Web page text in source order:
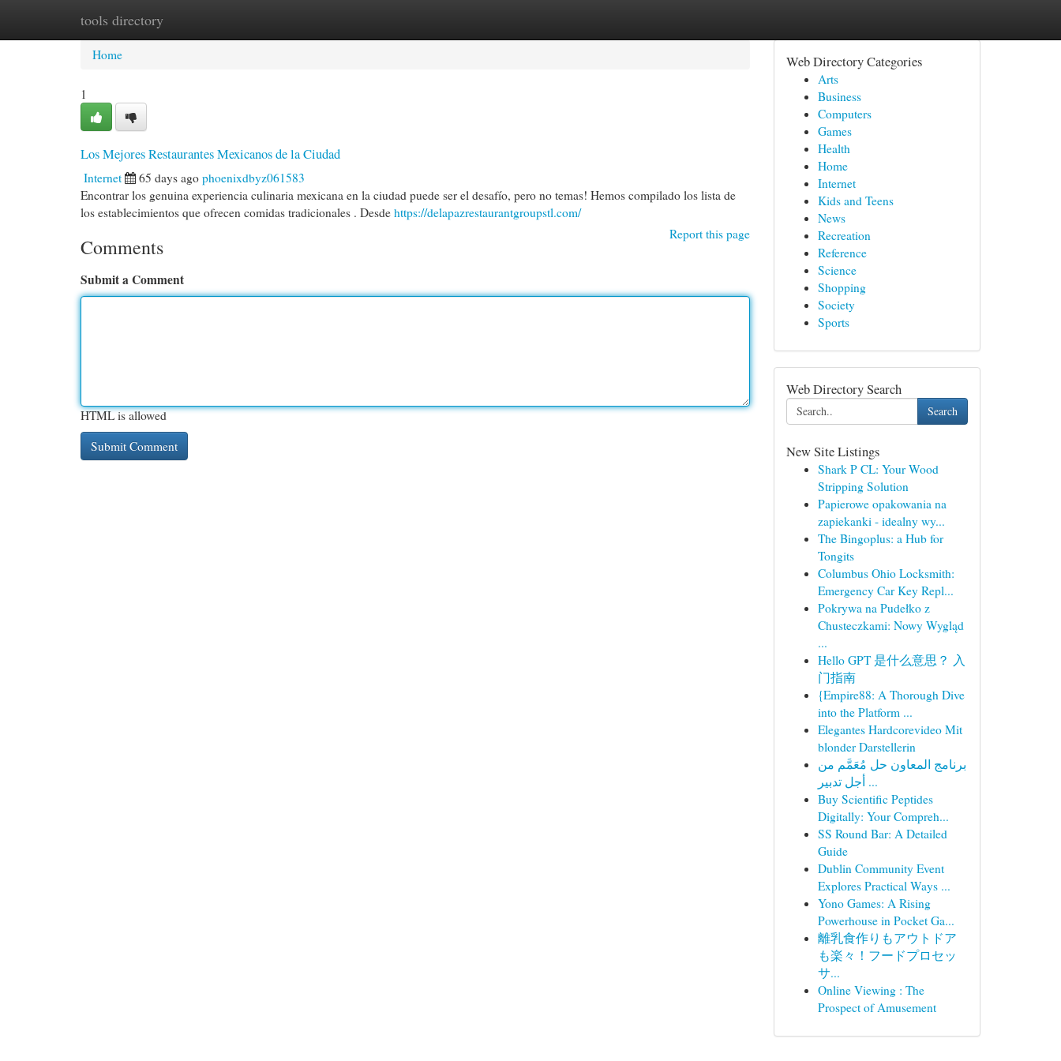
tools directory
Home New Site Listings
Home
1
Los Mejores Restaurantes Mexicanos de la Ciudad
Internet 65 days ago phoenixdbyz061583
Encontrar los genuina experiencia culinaria mexicana en la ciudad puede ser el desafío, pero no temas! Hemos compilado los lista de
los establecimientos que ofrecen comidas tradicionales . Desde https://delapazrestaurantgroupstl.com/
Report this page
Comments
Submit a Comment
HTML is allowed
Web Directory Categories
Arts
Business
Computers
Games
Health
Home
Internet
Kids and Teens
News
Recreation
Reference
Science
Shopping
Society
Sports
Web Directory Search
Search
New Site Listings
Shark P CL: Your Wood
Stripping Solution
Papierowe opakowania na
zapiekanki - idealny wy...
The Bingoplus: a Hub for
Tongits
Columbus Ohio Locksmith:
Emergency Car Key Repl...
Pokrywa na Pudełko z
Chusteczkami: Nowy Wygląd
...
Hello GPT 是什么意思？ 入
门指南
{Empire88: A Thorough Dive
into the Platform ...
Elegantes Hardcorevideo Mit
blonder Darstellerin
برنامج المعاون حل مُعَمَّم من
أجل تدبير ...
Buy Scientific Peptides
Digitally: Your Compreh...
SS Round Bar: A Detailed
Guide
Dublin Community Event
Explores Practical Ways ...
Yono Games: A Rising
Powerhouse in Pocket Ga...
離乳食作りもアウトドア
も楽々！フードプロセッ
サ...
Online Viewing : The
Prospect of Amusement